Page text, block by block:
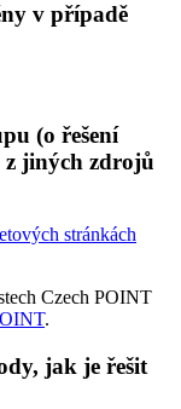
v případě
(o řešení
z jiných zdrojů
stránkách
Czech POINT
.
jak je řešit